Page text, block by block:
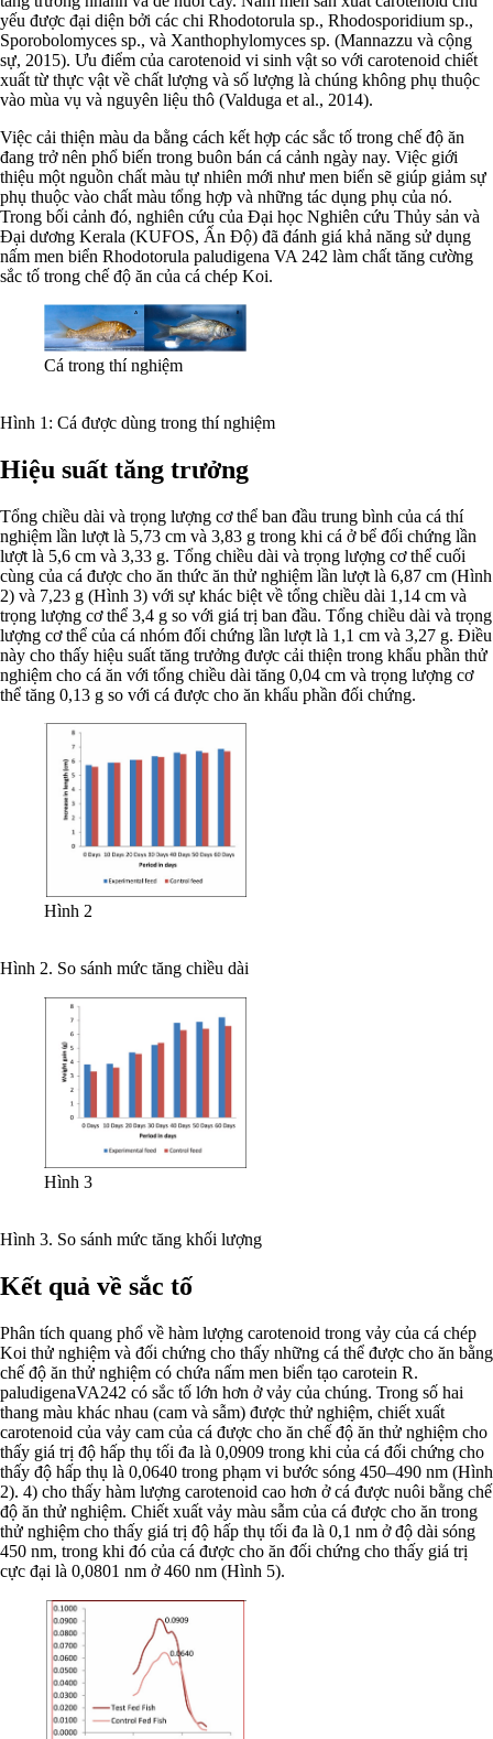
yếu được đại diện bởi các chi Rhodotorula sp., Rhodosporidium sp.,
Sporobolomyces sp., và Xanthophylomyces sp. (Mannazzu và cộng
sự, 2015). Ưu điểm của carotenoid vi sinh vật so với carotenoid chiết
xuất từ thực vật về chất lượng và số lượng là chúng không phụ thuộc
vào mùa vụ và nguyên liệu thô (Valduga et al., 2014).
Việc cải thiện màu da bằng cách kết hợp các sắc tố trong chế độ ăn
đang trở nên phổ biến trong buôn bán cá cảnh ngày nay. Việc giới
thiệu một nguồn chất màu tự nhiên mới như men biển sẽ giúp giảm sự
phụ thuộc vào chất màu tổng hợp và những tác dụng phụ của nó.
Trong bối cảnh đó, nghiên cứu của Đại học Nghiên cứu Thủy sản và
Đại dương Kerala (KUFOS, Ấn Độ) đã đánh giá khả năng sử dụng
nấm men biển Rhodotorula paludigena VA 242 làm chất tăng cường
sắc tố trong chế độ ăn của cá chép Koi.
Cá trong thí nghiệm
Hình 1: Cá được dùng trong thí nghiệm
Hiệu suất tăng trưởng
Tổng chiều dài và trọng lượng cơ thể ban đầu trung bình của cá thí
nghiệm lần lượt là 5,73 cm và 3,83 g trong khi cá ở bể đối chứng lần
lượt là 5,6 cm và 3,33 g. Tổng chiều dài và trọng lượng cơ thể cuối
cùng của cá được cho ăn thức ăn thử nghiệm lần lượt là 6,87 cm (Hình
2) và 7,23 g (Hình 3) với sự khác biệt về tổng chiều dài 1,14 cm và
trọng lượng cơ thể 3,4 g so với giá trị ban đầu. Tổng chiều dài và trọng
lượng cơ thể của cá nhóm đối chứng lần lượt là 1,1 cm và 3,27 g. Điều
này cho thấy hiệu suất tăng trưởng được cải thiện trong khẩu phần thử
nghiệm cho cá ăn với tổng chiều dài tăng 0,04 cm và trọng lượng cơ
thể tăng 0,13 g so với cá được cho ăn khẩu phần đối chứng.
Hình 2
Hình 2. So sánh mức tăng chiều dài
Hình 3
Hình 3. So sánh mức tăng khối lượng
Kết quả về sắc tố
Phân tích quang phổ về hàm lượng carotenoid trong vảy của cá chép
Koi thử nghiệm và đối chứng cho thấy những cá thể được cho ăn bằng
chế độ ăn thử nghiệm có chứa nấm men biển tạo carotein R.
paludigenaVA242 có sắc tố lớn hơn ở vảy của chúng. Trong số hai
thang màu khác nhau (cam và sẫm) được thử nghiệm, chiết xuất
carotenoid của vảy cam của cá được cho ăn chế độ ăn thử nghiệm cho
thấy giá trị độ hấp thụ tối đa là 0,0909 trong khi của cá đối chứng cho
thấy độ hấp thụ là 0,0640 trong phạm vi bước sóng 450–490 nm (Hình
2). 4) cho thấy hàm lượng carotenoid cao hơn ở cá được nuôi bằng chế
độ ăn thử nghiệm. Chiết xuất vảy màu sẫm của cá được cho ăn trong
thử nghiệm cho thấy giá trị độ hấp thụ tối đa là 0,1 nm ở độ dài sóng
450 nm, trong khi đó của cá được cho ăn đối chứng cho thấy giá trị
cực đại là 0,0801 nm ở 460 nm (Hình 5).